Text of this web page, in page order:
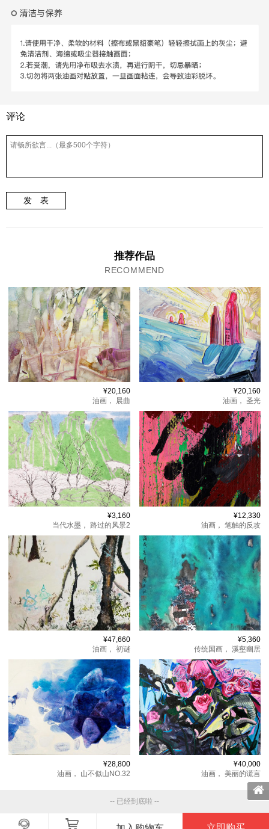
评论
发 表
推荐作品
RECOMMEND
¥20,160
油画，
晨曲
¥20,160
油画， 圣光
¥3,160
当代水墨，
路过的风景2
¥12,330
油画， 笔触的反攻
¥47,660
油画， 初谜
¥5,360
传统国画， 溪壑幽居
¥28,800
油画，
山不似山NO.32
¥40,000
油画， 美丽的谎言
-- 已经到底啦 --